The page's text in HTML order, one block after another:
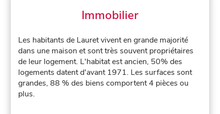
Immobilier
Les habitants de Lauret vivent en grande majorité
dans une maison et sont très souvent propriétaires
de leur logement. L'habitat est ancien, 50% des
logements datent d'avant 1971. Les surfaces sont
grandes, 88 % des biens comportent 4 pièces ou
plus.